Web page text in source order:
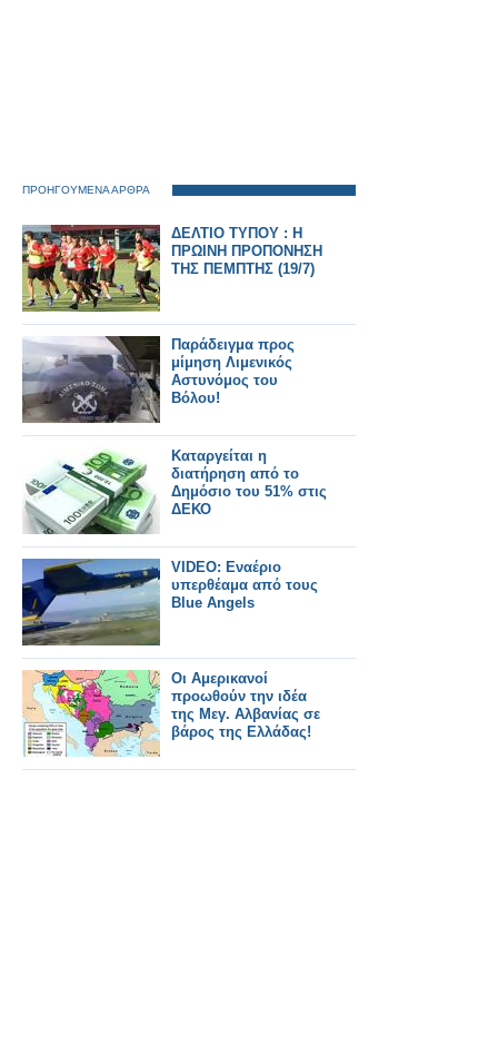
ΠΡΟΗΓΟΥΜΕΝΑ ΑΡΘΡΑ
ΔΕΛΤΙΟ ΤΥΠΟΥ : Η
ΠΡΩΙΝΗ ΠΡΟΠΟΝΗΣΗ
ΤΗΣ ΠΕΜΠΤΗΣ (19/7)
Παράδειγμα προς
μίμηση Λιμενικός
Αστυνόμος του
Βόλου!
Καταργείται η
διατήρηση από το
Δημόσιο του 51% στις
ΔΕΚΟ
VIDEO: Εναέριο
υπερθέαμα από τους
Blue Angels
Οι Αμερικανοί
προωθούν την ιδέα
της Μεγ. Αλβανίας σε
βάρος της Ελλάδας!